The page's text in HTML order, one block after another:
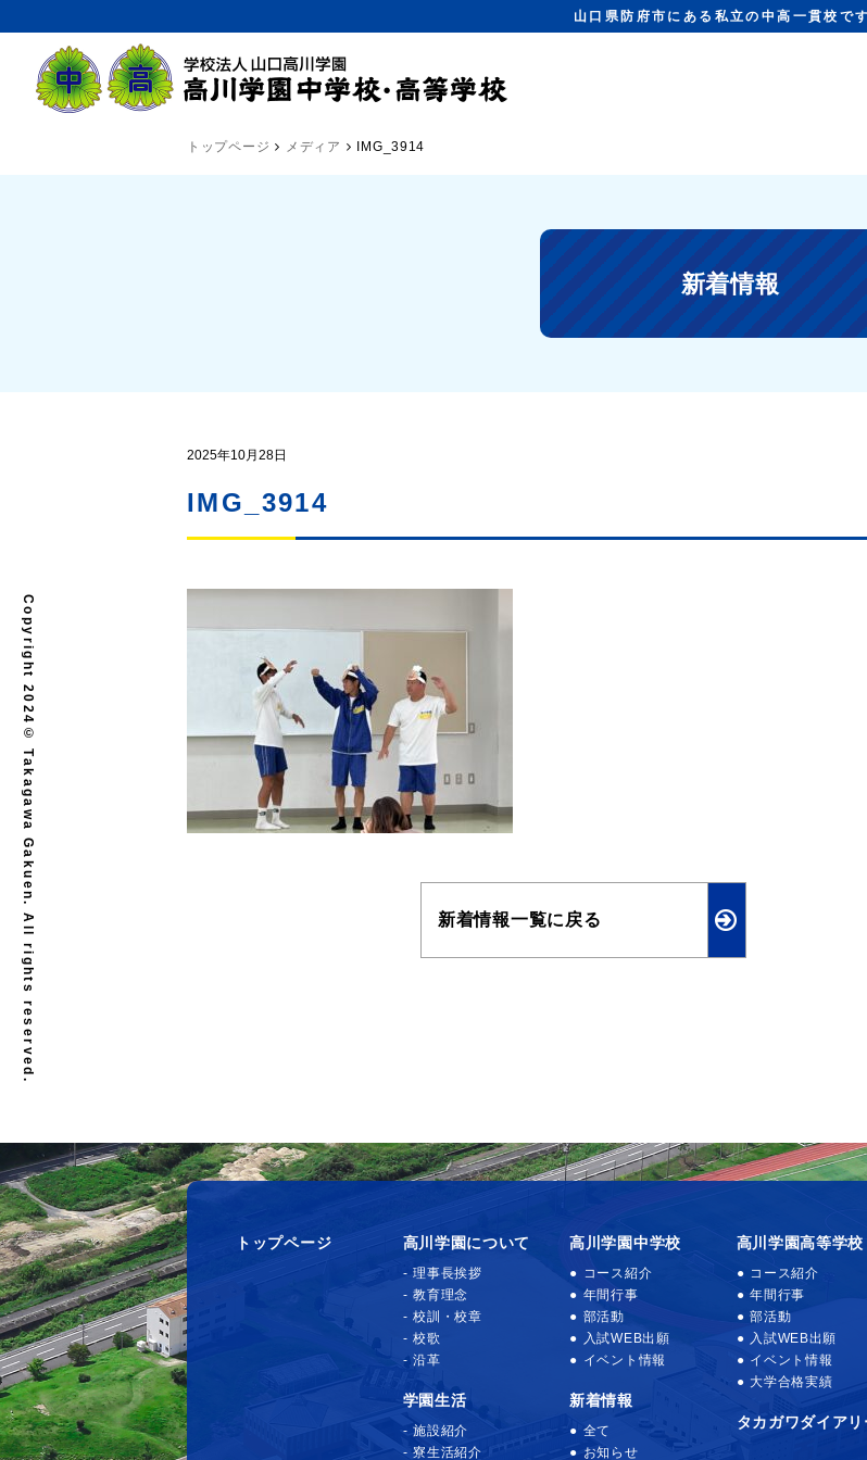
山口県防府市にある私立の中高一貫校です
トップページ メディア IMG_3914
新着情報
2025年10月28日
IMG_3914
新着情報一覧に戻る
トップページ 高川学園について
理事長挨拶
教育理念
校訓・校章
校歌
沿革
学園生活
施設紹介
寮生活紹介
高川学園中学校
コース紹介
年間行事
部活動
入試WEB出願
イベント情報
新着情報
全て
お知らせ
高川学園高等学校
コース紹介
年間行事
部活動
入試WEB出願
イベント情報
大学合格実績
タカガワダイアリ
Copyright 2024© Takagawa Gakuen. All rights reserved.